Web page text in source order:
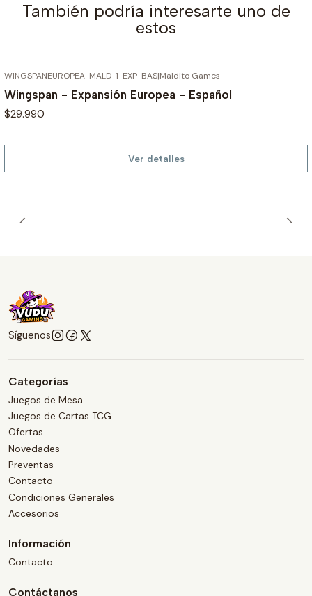
También podría interesarte uno de
estos
WINGSPANEUROPEA-MALD-1-EXP-BAS|Maldito Games
Wingspan - Expansión Europea - Español
$29.990
Ver detalles
Síguenos
Categorías
Juegos de Mesa
Juegos de Cartas TCG
Ofertas
Novedades
Preventas
Contacto
Condiciones Generales
Accesorios
Información
Contacto
Contáctanos